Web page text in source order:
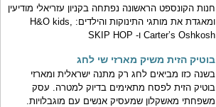
חנות הקונספט הראשונה נפתחה בקניון עזריאלי מודיעין
ומאגדת את מותגי התינוקות והילדים: H&O kids,
Carter’s Oshkosh ו- SKIP HOP
בוטיק הזית משיק מארזי שי לחג
בשנה כזו מביאים לחג רק מתנה ישראלית ומארזי
בוטיק הזית לפסח מתאימים בדיוק למטרה. עסק
משפחתי מאשקלון שמעסיק אנשים עם מוגבלויות.